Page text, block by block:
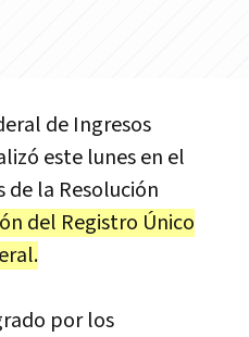
de Ingresos
este lunes en el
de la Resolución
del Registro Único
por los